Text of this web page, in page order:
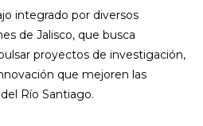
integrado por diversos
de Jalisco, que busca
proyectos de investigación,
que mejoren las
Río Santiago.